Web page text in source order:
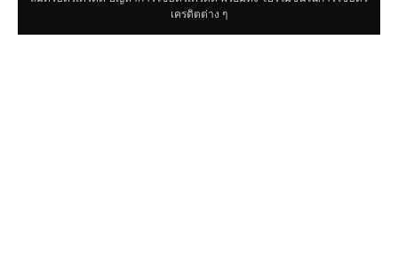
เครดิตต่าง ๆ